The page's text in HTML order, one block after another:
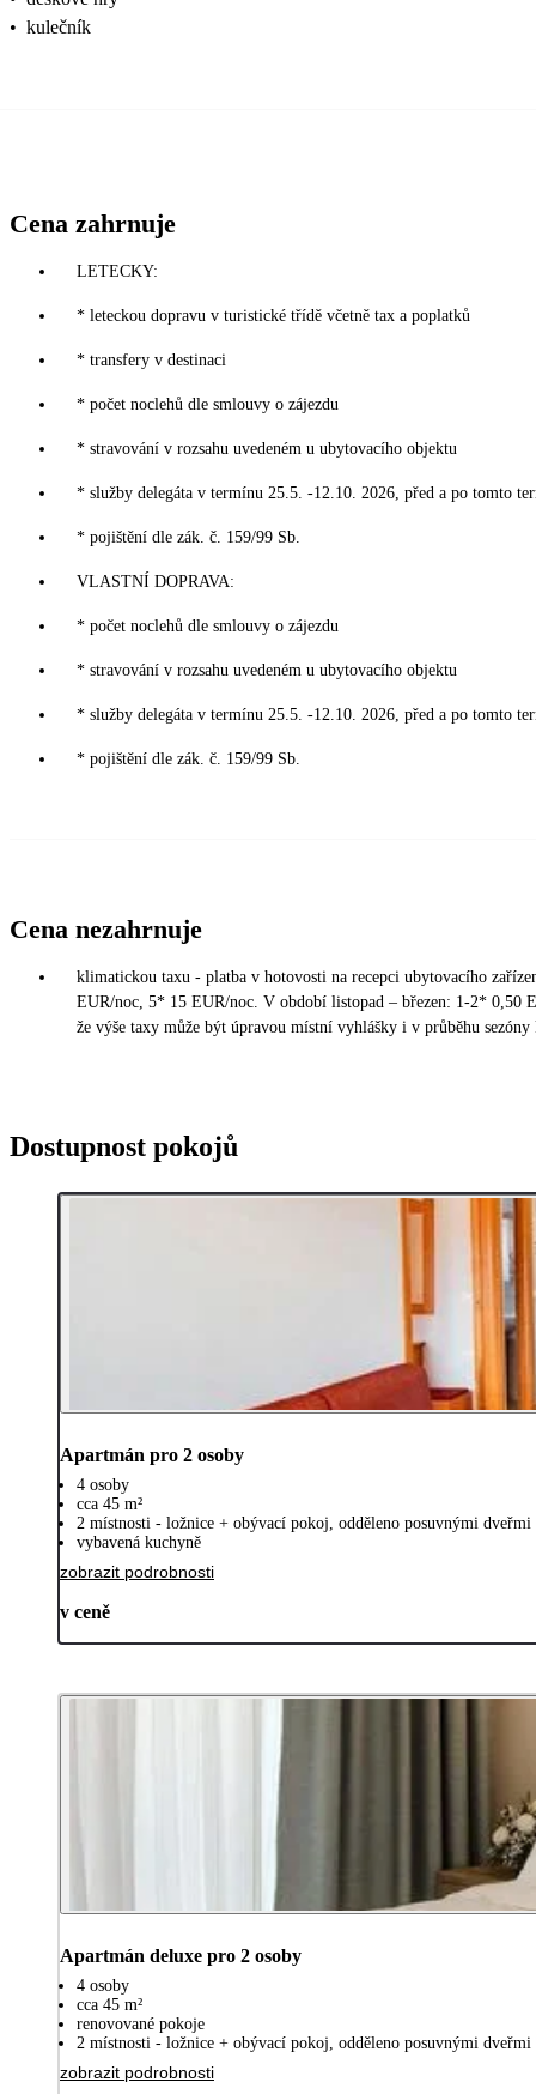
• kulečník
Cena zahrnuje
LETECKY:
* leteckou dopravu v turistické třídě včetně tax a poplatků
* transfery v destinaci
* počet noclehů dle smlouvy o zájezdu
* stravování v rozsahu uvedeném u ubytovacího objektu
* služby delegáta v termínu 25.5. -12.10. 2026, před a po tomto
* pojištění dle zák. č. 159/99 Sb.
VLASTNÍ DOPRAVA:
* počet noclehů dle smlouvy o zájezdu
* stravování v rozsahu uvedeném u ubytovacího objektu
* služby delegáta v termínu 25.5. -12.10. 2026, před a po tomto
* pojištění dle zák. č. 159/99 Sb.
Cena nezahrnuje
klimatickou taxu - platba v hotovosti na recepci ubytovacího
EUR/noc, 5* 15 EUR/noc. V období listopad – březen: 1-2* 0,50
že výše taxy může být úpravou místní vyhlášky i v průběhu
Dostupnost pokojů
Apartmán pro 2 osoby
4 osoby
cca 45 m²
2 místnosti - ložnice + obývací pokoj, odděleno posuvnými dveřmi
vybavená kuchyně
zobrazit podrobnosti
v ceně
Apartmán deluxe pro 2 osoby
4 osoby
cca 45 m²
renovované pokoje
2 místnosti - ložnice + obývací pokoj, odděleno posuvnými dveřmi
zobrazit podrobnosti